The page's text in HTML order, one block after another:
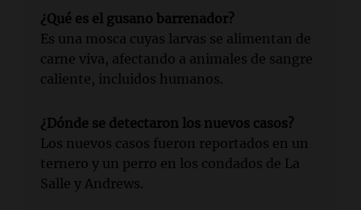
¿Qué es el gusano barrenador?
Es una mosca cuyas larvas se alimentan de
carne viva, afectando a animales de sangre
caliente, incluidos humanos.
¿Dónde se detectaron los nuevos casos?
Los nuevos casos fueron reportados en un
ternero y un perro en los condados de La
Salle y Andrews.